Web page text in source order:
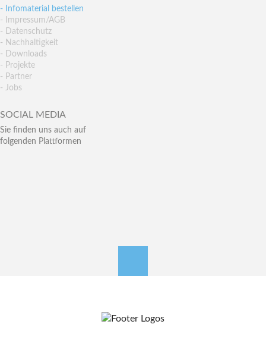
- Infomaterial bestellen
- Impressum/AGB
- Datenschutz
- Nachhaltigkeit
- Downloads
- Projekte
- Partner
- Jobs
SOCIAL MEDIA
Sie finden uns auch auf
folgenden Plattformen